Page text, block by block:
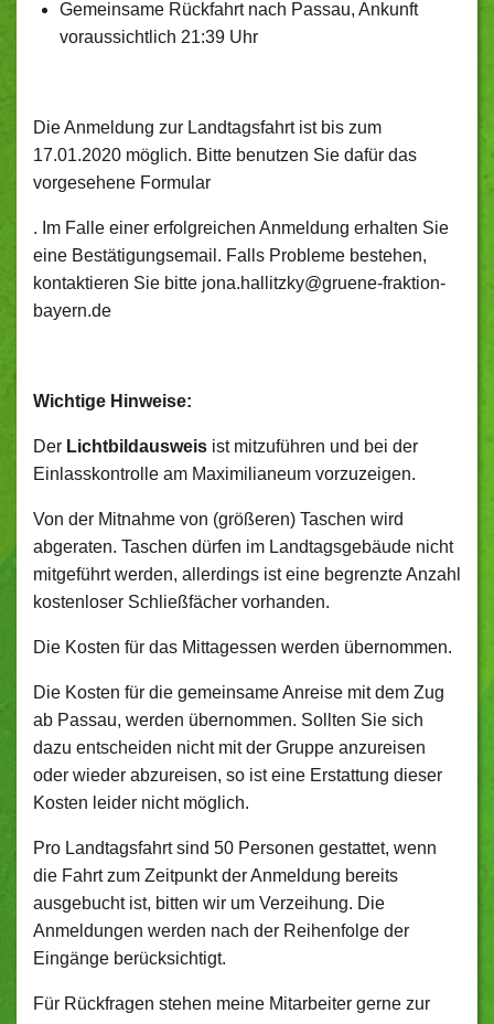
Gemeinsame Rückfahrt nach Passau, Ankunft
voraussichtlich 21:39 Uhr
Die Anmeldung zur Landtagsfahrt ist bis zum
17.01.2020 möglich. Bitte benutzen Sie dafür das
vorgesehene Formular
. Im Falle einer erfolgreichen Anmeldung erhalten Sie
eine Bestätigungsemail. Falls Probleme bestehen,
kontaktieren Sie bitte jona.hallitzky@gruene-fraktion-
bayern.de
Wichtige Hinweise:
Der Lichtbildausweis ist mitzuführen und bei der
Einlasskontrolle am Maximilianeum vorzuzeigen.
Von der Mitnahme von (größeren) Taschen wird
abgeraten. Taschen dürfen im Landtagsgebäude nicht
mitgeführt werden, allerdings ist eine begrenzte Anzahl
kostenloser Schließfächer vorhanden.
Die Kosten für das Mittagessen werden übernommen.
Die Kosten für die gemeinsame Anreise mit dem Zug
ab Passau, werden übernommen. Sollten Sie sich
dazu entscheiden nicht mit der Gruppe anzureisen
oder wieder abzureisen, so ist eine Erstattung dieser
Kosten leider nicht möglich.
Pro Landtagsfahrt sind 50 Personen gestattet, wenn
die Fahrt zum Zeitpunkt der Anmeldung bereits
ausgebucht ist, bitten wir um Verzeihung. Die
Anmeldungen werden nach der Reihenfolge der
Eingänge berücksichtigt.
Für Rückfragen stehen meine Mitarbeiter gerne zur